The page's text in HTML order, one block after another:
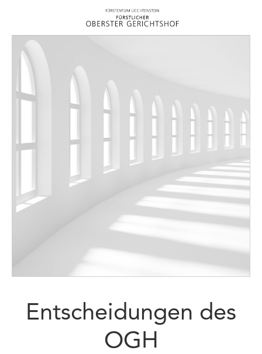
Entscheidungen des
OGH